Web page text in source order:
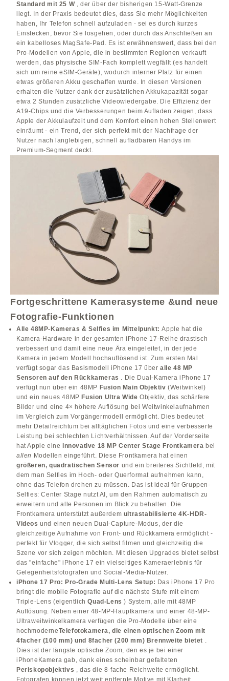
Standard mit 25 W , der über der bisherigen 15-Watt-Grenze
liegt. In der Praxis bedeutet dies, dass Sie mehr Möglichkeiten
haben, Ihr Telefon schnell aufzuladen - sei es durch kurzes
Einstecken, bevor Sie losgehen, oder durch das Anschließen an
ein kabelloses MagSafe-Pad. Es ist erwähnenswert, dass bei den
Pro-Modellen von Apple, die in bestimmten Regionen verkauft
werden, das physische SIM-Fach komplett wegfällt (es handelt
sich um reine eSIM-Geräte), wodurch interner Platz für einen
etwas größeren Akku geschaffen wurde. In diesen Versionen
erhalten die Nutzer dank der zusätzlichen Akkukapazität sogar
etwa 2 Stunden zusätzliche Videowiedergabe. Die Effizienz der
A19-Chips und die Verbesserungen beim Aufladen zeigen, dass
Apple der Akkulaufzeit und dem Komfort einen hohen Stellenwert
einräumt - ein Trend, der sich perfekt mit der Nachfrage der
Nutzer nach langlebigen, schnell aufladbaren Handys im
Premium-Segment deckt.
Fortgeschrittene Kamerasysteme &und neue
Fotografie-Funktionen
Alle 48MP-Kameras & Selfies im Mittelpunkt:Apple hat die
Kamera-Hardware in der gesamten iPhone 17-Reihe drastisch
verbessert und damit eine neue Ära eingeleitet, in der jede
Kamera in jedem Modell hochauflösend ist. Zum ersten Mal
verfügt sogar das Basismodell iPhone 17 überalle 48 MP
Sensoren auf den Rückkameras . Die Dual-Kamera iPhone 17
verfügt nun über ein 48MP Fusion Main Objektiv(Weitwinkel)
und ein neues 48MP Fusion Ultra WideObjektiv, das schärfere
Bilder und eine 4× höhere Auflösung bei Weitwinkelaufnahmen
im Vergleich zum Vorgängermodell ermöglicht. Dies bedeutet
mehr Detailreichtum bei alltäglichen Fotos und eine verbesserte
Leistung bei schlechten Lichtverhältnissen. Auf der Vorderseite
hat Apple eine innovative 18 MP Center Stage Frontkamera bei
allen Modellen eingeführt. Diese Frontkamera hat einen
größeren, quadratischen Sensor und ein breiteres Sichtfeld, mit
dem man Selfies im Hoch- oder Querformat aufnehmen kann,
ohne das Telefon drehen zu müssen. Das ist ideal für Gruppen-
Selfies: Center Stage nutzt AI, um den Rahmen automatisch zu
erweitern und alle Personen im Blick zu behalten. Die
Frontkamera unterstützt außerdem ultrastabilisierte 4K-HDR-
Videosund einen neuen Dual-Capture-Modus, der die
gleichzeitige Aufnahme von Front- und Rückkamera ermöglicht -
perfekt für Vlogger, die sich selbst filmen und gleichzeitig die
Szene vor sich zeigen möchten. Mit diesen Upgrades bietet selbst
das "einfache" iPhone 17 ein vielseitiges Kameraerlebnis für
Gelegenheitsfotografen und Social-Media-Nutzer.
iPhone 17 Pro: Pro-Grade Multi-Lens Setup: Das iPhone 17 Pro
bringt die mobile Fotografie auf die nächste Stufe mit einem
Triple-Lens (eigentlichQuad-Lens) System, alle mit 48MP
Auflösung. Neben einer 48-MP-Hauptkamera und einer 48-MP-
Ultraweitwinkelkamera verfügen die Pro-Modelle über eine
hochmoderneTelefotokamera, die einen optischen Zoom mit
4facher (100 mm) und 8facher (200 mm) Brennweite bietet .
Dies ist der längste optische Zoom, den es je bei einer
iPhoneKamera gab, dank eines scheinbar gefalteten
Periskopobjektivs , das die 8-fache Reichweite ermöglicht.